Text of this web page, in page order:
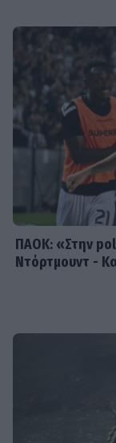
υπέροχες
FASHION POLICE
Καλοντυμένες
ΠΑΟΚ: «Στην
Ντόρτμουντ -